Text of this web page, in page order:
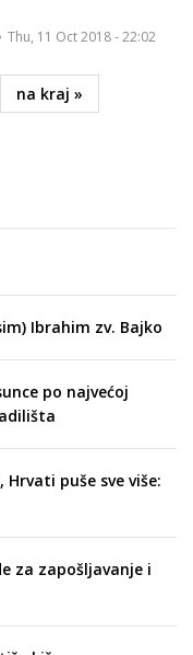
Thu, 11 Oct 2018 - 22:02
Last
page
na kraj »
Ibrahim zv. Bajko
po najvećoj
puše sve više:
za zapošljavanje i